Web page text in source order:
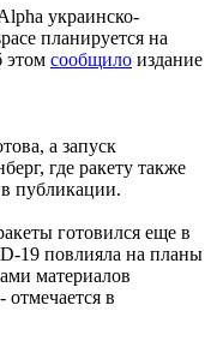
украинско-
планируется на
этом сообщило издание
а запуск
где ракету также
публикации.
готовился еще в
19 повлияла на планы
материалов
отмечается в